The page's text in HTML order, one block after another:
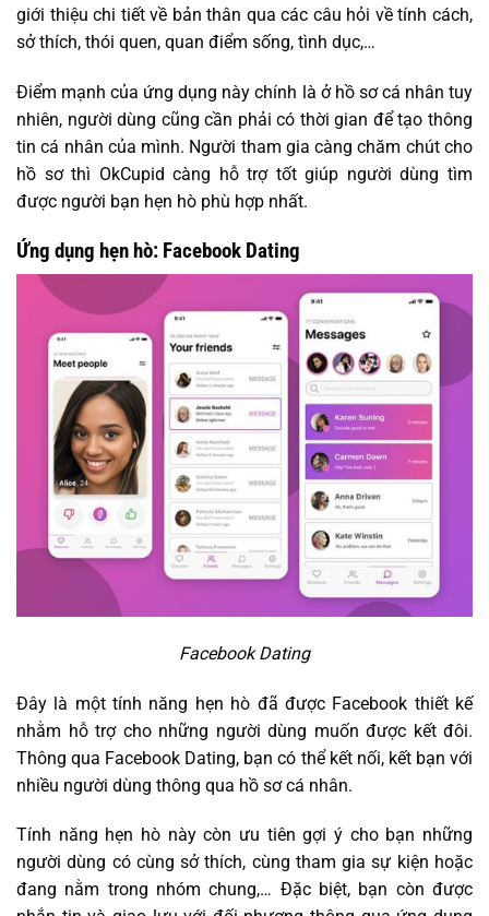
giới thiệu chi tiết về bản thân qua các câu hỏi về tính cách,
sở thích, thói quen, quan điểm sống, tình dục,…
Điểm mạnh của ứng dụng này chính là ở hồ sơ cá nhân tuy
nhiên, người dùng cũng cần phải có thời gian để tạo thông
tin cá nhân của mình. Người tham gia càng chăm chút cho
hồ sơ thì OkCupid càng hỗ trợ tốt giúp người dùng tìm
được người bạn hẹn hò phù hợp nhất.
Ứng dụng hẹn hò: Facebook Dating
Facebook Dating
Đây là một tính năng hẹn hò đã được Facebook thiết kế
nhằm hỗ trợ cho những người dùng muốn được kết đôi.
Thông qua Facebook Dating, bạn có thể kết nối, kết bạn với
nhiều người dùng thông qua hồ sơ cá nhân.
Tính năng hẹn hò này còn ưu tiên gợi ý cho bạn những
người dùng có cùng sở thích, cùng tham gia sự kiện hoặc
đang nằm trong nhóm chung,… Đặc biệt, bạn còn được